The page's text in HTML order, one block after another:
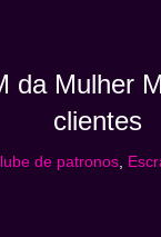
da Mulher
clientes
de patronos,